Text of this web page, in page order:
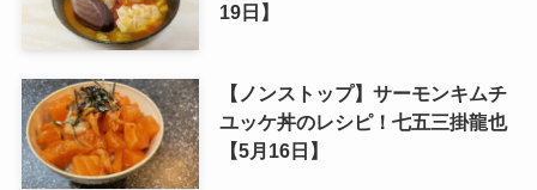
19日】
【ノンストップ】サーモンキムチ
ユッケ丼のレシピ！七五三掛龍也
【5月16日】